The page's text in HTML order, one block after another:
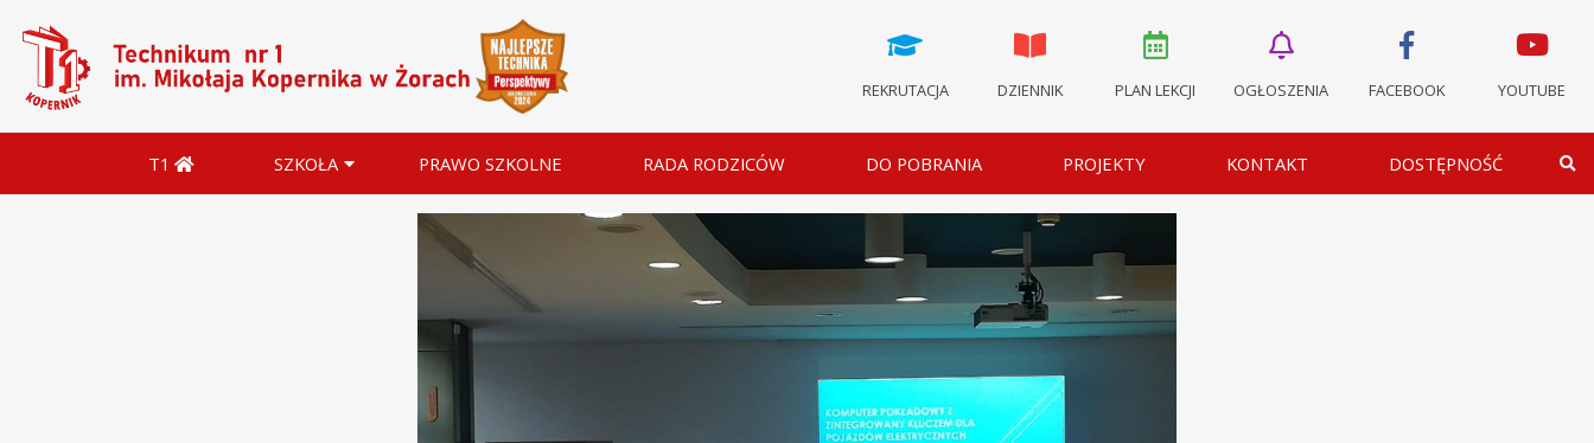
REKRUTACJA DZIENNIK PLAN LEKCJI OGŁOSZENIA FACEBOOK YOUTUBE
T1 SZKOŁA PRAWO SZKOLNE RADA RODZICÓW DO POBRANIA PROJEKTY KONTAKT DOSTĘPNOŚĆ